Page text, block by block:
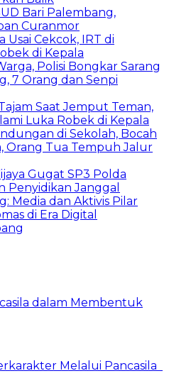
Bari Palembang,
Curanmor
Cekcok, IRT di
di Kepala
Polisi Bongkar Sarang
7 Orang dan Senpi
Saat Jemput Teman,
Luka Robek di Kepala
di Sekolah, Bocah
Orang Tua Tempuh Jalur
Gugat SP3 Polda
Penyidikan Janggal
Media dan Aktivis Pilar
di Era Digital
dalam Membentuk
Melalui Pancasila